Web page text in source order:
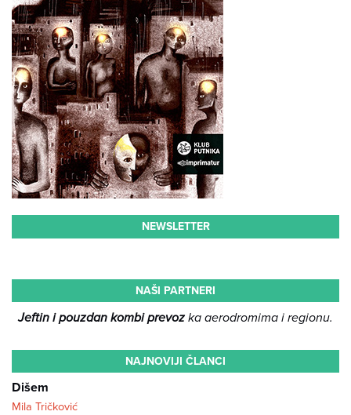
NEWSLETTER
NAŠI PARTNERI
Jeftin i pouzdan kombi prevozka aerodromima i regionu.
NAJNOVIJI ČLANCI
Dišem
Mila Tričković